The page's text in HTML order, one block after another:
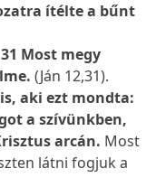
ítélte a bűnt
31 Most megy
(Ján 12,31).
aki ezt mondta:
a szívünkben,
arcán. Most
látni fogjuk a